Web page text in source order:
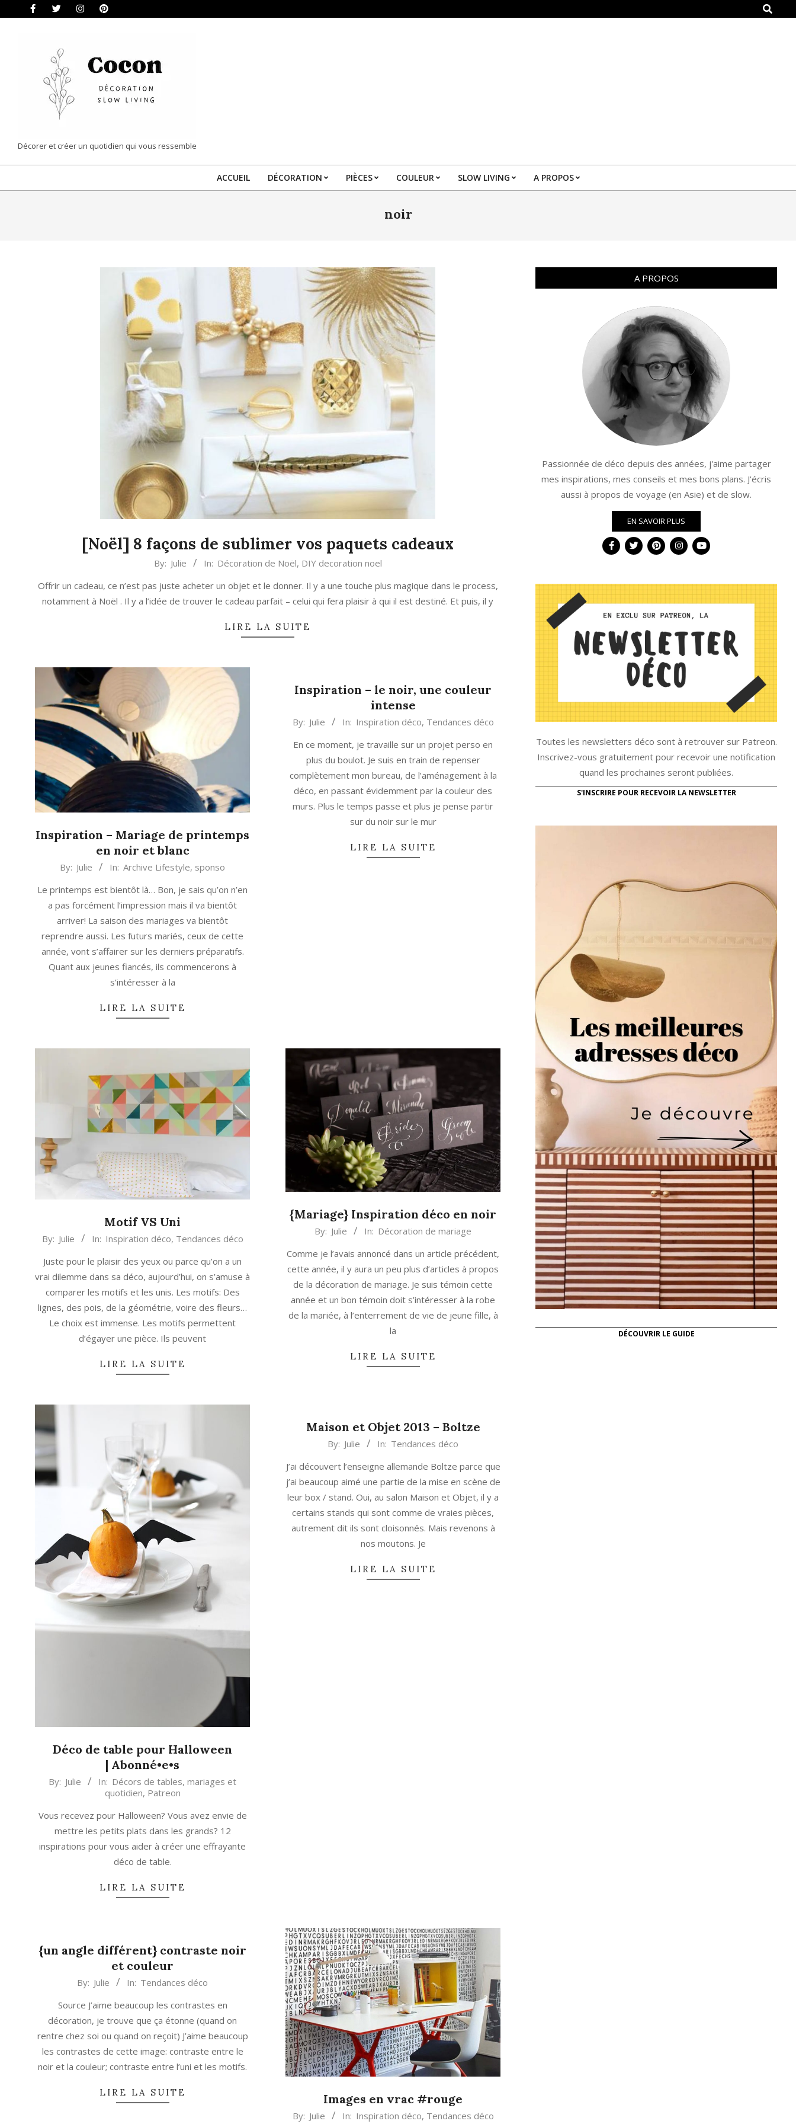
Search
COCON
|
DÉCORATION
Décorer et créer un quotidien qui vous ressemble
Primary
Menu
ACCUEIL DÉCORATION PIÈCES COULEUR SLOW LIVING A PROPOS
noir
[Noël] 8 façons de sublimer vos paquets cadeaux
04
By: Julie In: Décoration de Noël, DIY decoration noel
Offrir un cadeau, ce n’est pas juste acheter un objet et le donner. Il y a une touche plus magique dans le process,
notamment à Noël . Il y a l’idée de trouver le cadeau parfait – celui qui fera plaisir à qui il est destiné. Et puis, il y
LIRE LA SUITE
Inspiration – Mariage de printemps
en noir et blanc
26
By: Julie In: Archive Lifestyle, sponso
Le printemps est bientôt là… Bon, je sais qu’on n’en
a pas forcément l’impression mais il va bientôt
arriver! La saison des mariages va bientôt
reprendre aussi. Les futurs mariés, ceux de cette
année, vont s’affairer sur les derniers préparatifs.
Quant aux jeunes fiancés, ils commencerons à
s’intéresser à la
LIRE LA SUITE
Inspiration – le noir, une couleur
intense
2015-
18
By: Julie In: Inspiration déco, Tendances déco
En ce moment, je travaille sur un projet perso en
plus du boulot. Je suis en train de repenser
complètement mon bureau, de l’aménagement à la
déco, en passant évidemment par la couleur des
murs. Plus le temps passe et plus je pense partir
sur du noir sur le mur
LIRE LA SUITE
Motif VS Uni
2014-
11
By: Julie In: Inspiration déco, Tendances déco
Juste pour le plaisir des yeux ou parce qu’on a un
vrai dilemme dans sa déco, aujourd’hui, on s’amuse à
comparer les motifs et les unis. Les motifs: Des
lignes, des pois, de la géométrie, voire des fleurs…
Le choix est immense. Les motifs permettent
d’égayer une pièce. Ils peuvent
LIRE LA SUITE
{Mariage} Inspiration déco en noir
10
By: Julie In: Décoration de mariage
Comme je l’avais annoncé dans un article précédent,
cette année, il y aura un peu plus d’articles à propos
de la décoration de mariage. Je suis témoin cette
année et un bon témoin doit s’intéresser à la robe
de la mariée, à l’enterrement de vie de jeune fille, à
la
LIRE LA SUITE
Déco de table pour Halloween
| Abonné•e•s
2013-
04
By: Julie In: Décors de tables, mariages et
quotidien, Patreon
Vous recevez pour Halloween? Vous avez envie de
mettre les petits plats dans les grands? 12
inspirations pour vous aider à créer une effrayante
déco de table.
LIRE LA SUITE
Maison et Objet 2013 – Boltze
13
By: Julie In: Tendances déco
J’ai découvert l’enseigne allemande Boltze parce que
j’ai beaucoup aimé une partie de la mise en scène de
leur box / stand. Oui, au salon Maison et Objet, il y a
certains stands qui sont comme de vraies pièces,
autrement dit ils sont cloisonnés. Mais revenons à
nos moutons. Je
LIRE LA SUITE
{un angle différent} contraste noir
et couleur
By: Julie In: Tendances déco
Source J’aime beaucoup les contrastes en
décoration, je trouve que ça étonne (quand on
rentre chez soi ou quand on reçoit) J’aime beaucoup
les contrastes de cette image: contraste entre le
noir et la couleur; contraste entre l’uni et les motifs.
LIRE LA SUITE Images en vrac #rouge
2013-
By: Julie In: Inspiration déco, Tendances déco
A PROPOS
Passionnée de déco depuis des années, j'aime partager
mes inspirations, mes conseils et mes bons plans. J'écris
aussi à propos de voyage (en Asie) et de slow.
EN SAVOIR PLUS
Toutes les newsletters déco sont à retrouver sur Patreon.
Inscrivez-vous gratuitement pour recevoir une notification
quand les prochaines seront publiées.
S'INSCRIRE POUR RECEVOIR LA NEWSLETTER
DÉCOUVRIR LE GUIDE